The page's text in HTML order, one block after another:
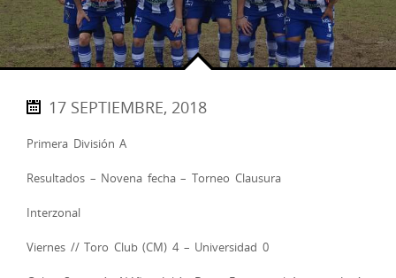
17 SEPTIEMBRE, 2018
Primera División A
Resultados – Novena fecha – Torneo Clausura
Interzonal
Viernes // Toro Club (CM) 4 – Universidad 0